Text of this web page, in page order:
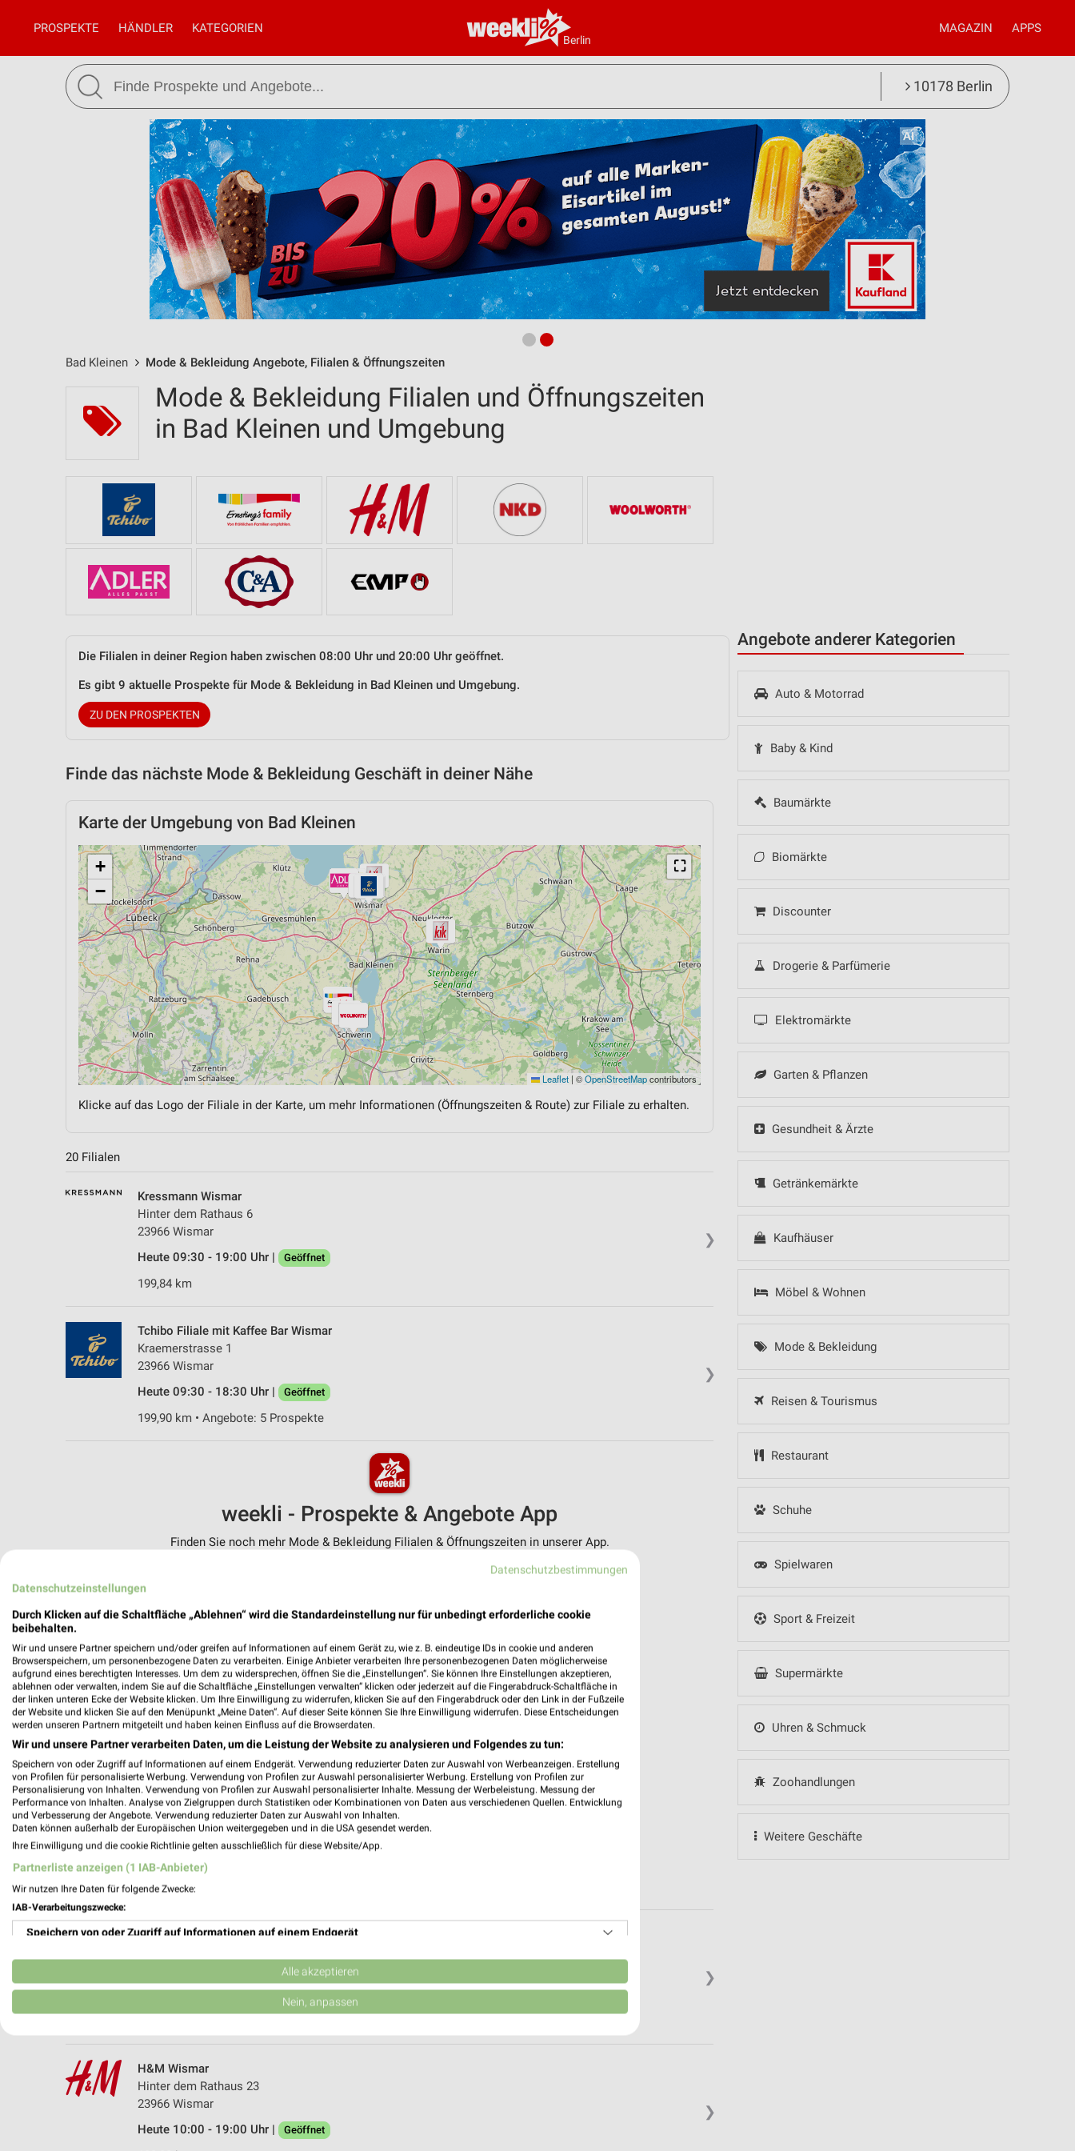
Berlin
PROSPEKTE HÄNDLER KATEGORIEN MAGAZIN APPS
10178 Berlin
Bad Kleinen Mode & Bekleidung Angebote, Filialen & Öffnungszeiten
Angebote anderer Kategorien
Auto & Motorrad
Baby & Kind
Baumärkte
Biomärkte
Discounter
Drogerie & Parfümerie
Elektromärkte
Garten & Pflanzen
Gesundheit & Ärzte
Getränkemärkte
Kaufhäuser
Möbel & Wohnen
Mode & Bekleidung
Reisen & Tourismus
Restaurant
Schuhe
Spielwaren
Sport & Freizeit
Supermärkte
Uhren & Schmuck
Zoohandlungen
Weitere Geschäfte
Mode & Bekleidung Filialen und Öffnungszeiten
in Bad Kleinen und Umgebung
Die Filialen in deiner Region haben zwischen 08:00 Uhr und 20:00 Uhr geöffnet.
Es gibt 9 aktuelle Prospekte für Mode & Bekleidung in Bad Kleinen und Umgebung.
ZU DEN PROSPEKTEN
Finde das nächste Mode & Bekleidung Geschäft in deiner Nähe
Karte der Umgebung von Bad Kleinen
⛶
+
−
Leaflet | ©OpenStreetMapcontributors
Klicke auf das Logo der Filiale in der Karte, um mehr Informationen (Öffnungszeiten & Route) zur Filiale zu erhalten.
20 Filialen
❯
Kressmann Wismar
Hinter dem Rathaus 6
23966 Wismar
Heute 09:30 - 19:00 Uhr |
Geöffnet
199,84 km
❯
Tchibo Filiale mit Kaffee Bar Wismar
Kraemerstrasse 1
23966 Wismar
Heute 09:30 - 18:30 Uhr |
Geöffnet
199,90 km • Angebote: 5 Prospekte
weekli - Prospekte & Angebote App
Finden Sie noch mehr Mode & Bekleidung Filialen & Öffnungszeiten in unserer App.
✔Push-Benachrichtigungen bei neuen Prospekten
Einkaufsliste - Einkauf stressfrei planen
Nutze weekli auch mobil – App jetzt laden oder QR-Code scannen.
❯
Ernsting's family Wismar
Heute 09:00 - 18:00 Uhr | Geöffnet
❯
H&M Wismar
Hinter dem Rathaus 23
23966 Wismar
Heute 10:00 - 19:00 Uhr |
Geöffnet
Datenschutzbestimmungen
Datenschutzeinstellungen
Durch Klicken auf die Schaltfläche „Ablehnen“ wird die Standardeinstellung nur für unbedingt erforderliche cookie
beibehalten.
Wir und unsere Partner speichern und/oder greifen auf Informationen auf einem Gerät zu, wie z. B. eindeutige IDs in cookie und anderen
Browserspeichern, um personenbezogene Daten zu verarbeiten. Einige Anbieter verarbeiten Ihre personenbezogenen Daten möglicherweise
aufgrund eines berechtigten Interesses. Um dem zu widersprechen, öffnen Sie die „Einstellungen“. Sie können Ihre Einstellungen akzeptieren,
ablehnen oder verwalten, indem Sie auf die Schaltfläche „Einstellungen verwalten“ klicken oder jederzeit auf die Fingerabdruck-Schaltfläche in
der linken unteren Ecke der Website klicken. Um Ihre Einwilligung zu widerrufen, klicken Sie auf den Fingerabdruck oder den Link in der Fußzeile
der Website und klicken Sie auf den Menüpunkt „Meine Daten“. Auf dieser Seite können Sie Ihre Einwilligung widerrufen. Diese Entscheidungen
werden unseren Partnern mitgeteilt und haben keinen Einfluss auf die Browserdaten.
Wir und unsere Partner verarbeiten Daten, um die Leistung der Website zu analysieren und Folgendes zu tun:
Speichern von oder Zugriff auf Informationen auf einem Endgerät. Verwendung reduzierter Daten zur Auswahl von Werbeanzeigen. Erstellung
von Profilen für personalisierte Werbung. Verwendung von Profilen zur Auswahl personalisierter Werbung. Erstellung von Profilen zur
Personalisierung von Inhalten. Verwendung von Profilen zur Auswahl personalisierter Inhalte. Messung der Werbeleistung. Messung der
Performance von Inhalten. Analyse von Zielgruppen durch Statistiken oder Kombinationen von Daten aus verschiedenen Quellen. Entwicklung
und Verbesserung der Angebote. Verwendung reduzierter Daten zur Auswahl von Inhalten.
Daten können außerhalb der Europäischen Union weitergegeben und in die USA gesendet werden.
Ihre Einwilligung und die cookie Richtlinie gelten ausschließlich für diese Website/App.
Partnerliste anzeigen (1 IAB-Anbieter)
Wir nutzen Ihre Daten für folgende Zwecke:
IAB-Verarbeitungszwecke:
Speichern von oder Zugriff auf Informationen auf einem Endgerät
Verwendung reduzierter Daten zur Auswahl von Werbeanzeigen
Erstellung von Profilen für personalisierte Werbung
Erstellung von Profilen zur Personalisierung von Inhalten
Verwendung von Profilen zur Auswahl personalisierter Inhalte
Messung der Werbeleistung
Alle akzeptieren
Nein, anpassen